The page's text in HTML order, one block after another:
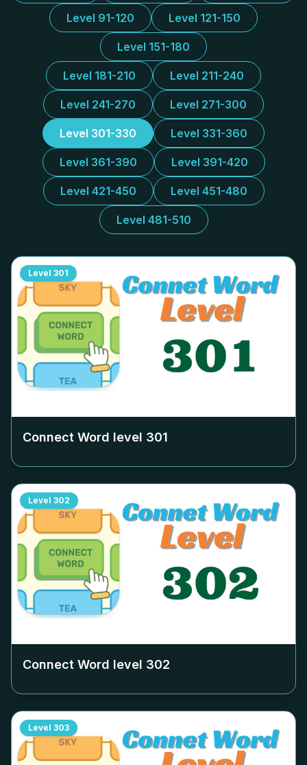
Level 91-120 Level 121-150
Level 151-180
Level 181-210 Level 211-240
Level 241-270 Level 271-300
Level 301-330 Level 331-360
Level 361-390 Level 391-420
Level 421-450 Level 451-480
Level 481-510
Level 301
Connect Word level 301
Level 302
Connect Word level 302
Level 303